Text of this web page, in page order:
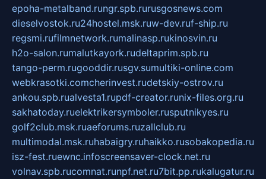
epoha-metalband.rungr.spb.rurusgosnews.com
dieselvostok.ru24hostel.msk.ruw-dev.ruf-ship.ru
regsmi.rufilmnetwork.rumalinasp.rukinosvin.ru
h2o-salon.rumalutkayork.rudeltaprim.spb.ru
tango-perm.rugooddir.rusgv.sumultiki-online.com
webkrasotki.comcherinvest.rudetskiy-ostrov.ru
ankou.spb.rualvesta1.rupdf-creator.runix-files.org.ru
sakhatoday.ruelektrikersymboler.rusputnikyes.ru
golf2club.msk.ruaeforums.ruzallclub.ru
multimodal.msk.ruhabaigry.ruhaikko.rusobakopedia.ru
isz-fest.ruewnc.infoscreensaver-clock.net.ru
volnav.spb.rucomnat.runpf.net.ru7bit.pp.rukalugatur.ru